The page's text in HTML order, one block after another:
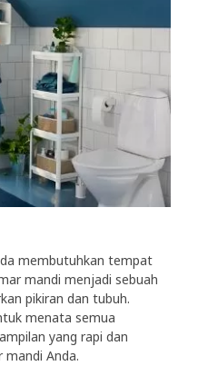
membutuhkan tempat
mandi menjadi sebuah
pikiran dan tubuh.
menata semua
yang rapi dan
mandi Anda.